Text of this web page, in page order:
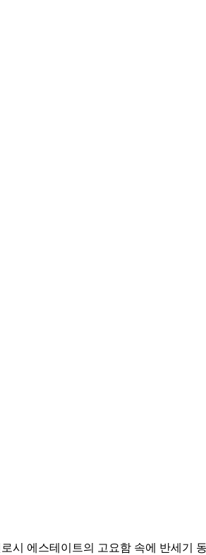
시 에스테이트의 고요함 속에 반세